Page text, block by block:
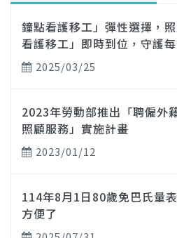
鐘點看護移工」彈性選擇，
看護移工」即時到位，守護每
2025/03/25
2023年勞動部推出「聘僱外
照顧服務」實施計畫
2023/01/12
114年8月1日80歲免巴氏量表上路 外籍看
方便了